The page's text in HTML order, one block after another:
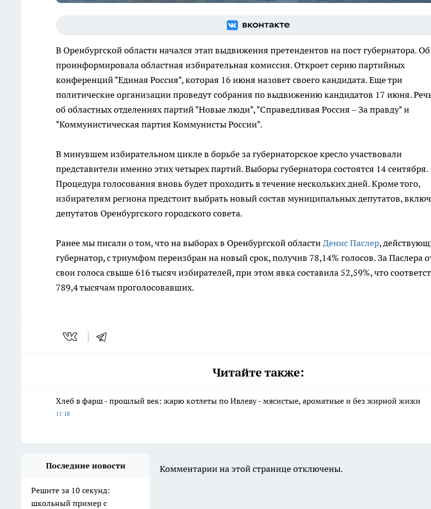
В Оренбургской области начался этап выдвижения претендентов на пост губернатора.
проинформировала областная избирательная комиссия. Откроет серию партийных
конференций "Единая Россия", которая 16 июня назовет своего кандидата. Еще три
политические организации проведут собрания по выдвижению кандидатов 17 июня.
об областных отделениях партий "Новые люди", "Справедливая Россия – За правду" и
"Коммунистическая партия Коммунисты России".
В минувшем избирательном цикле в борьбе за губернаторское кресло участвовали
представители именно этих четырех партий. Выборы губернатора состоятся 14 сентября.
Процедура голосования вновь будет проходить в течение нескольких дней. Кроме того,
избирателям региона предстоит выбрать новый состав муниципальных депутатов,
депутатов Оренбургского городского совета.
Ранее мы писали о том, что на выборах в Оренбургской областиДенис Паслер,
губернатор, с триумфом переизбран на новый срок, получив 78,14% голосов. За Паслера
свои голоса свыше 616 тысяч избирателей, при этом явка составила 52,59%, что
789,4 тысячам проголосовавших.
Читайте также:
Хлеб в фарш - прошлый век: жарю котлеты по Ивлеву - мясистые, ароматные и без жирной жижи
11:18
Последние новости
Решите за 10 секунд:
школьный пример с
Комментарии на этой странице отключены.